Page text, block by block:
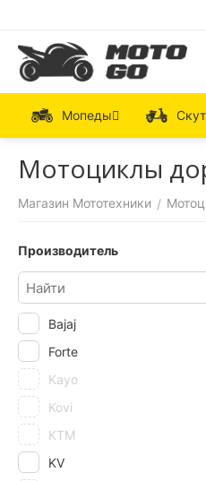
Мопеды
Мотоциклы
Магазин Мототехники /
Производитель
Bajaj
Forte
Kayo
Kovi
KTM
KV